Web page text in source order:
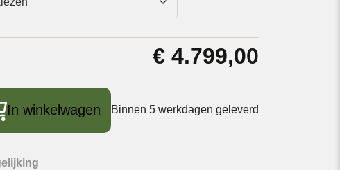
€ 4.799,00
In winkelwagen Binnen 5 werkdagen geleverd